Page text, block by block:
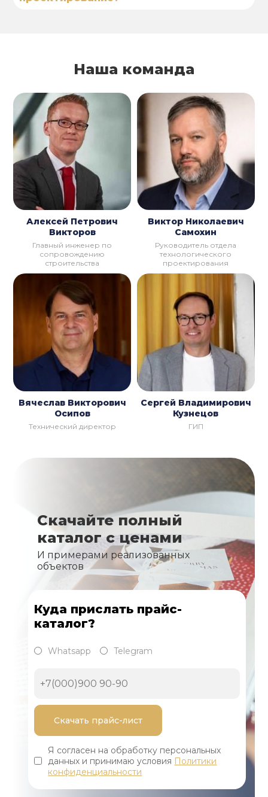
Наша команда
Алексей Петрович
Викторов
Главный инженер по
сопровождению
строительства
Виктор Николаевич
Самохин
Руководитель отдела
технологического
проектирования
Вячеслав Викторович
Осипов
Технический директор
Сергей Владимирович
Кузнецов
ГИП
Скачайте полный
каталог с ценами
И примерами реализованных
объектов
Куда прислать прайс-
каталог?
Whatsapp Telegram
Я согласен на обработку персональных
данных и принимаю условия Политики
конфиденциальности